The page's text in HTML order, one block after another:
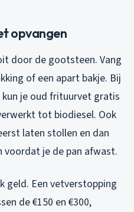
opvangen
door de gootsteen. Vang
of een apart bakje. Bij
kun je oud frituurvet gratis
tot biodiesel. Ook
laten stollen en dan
voordat je de pan afwast.
geld. Een vetverstopping
de €150 en €300,